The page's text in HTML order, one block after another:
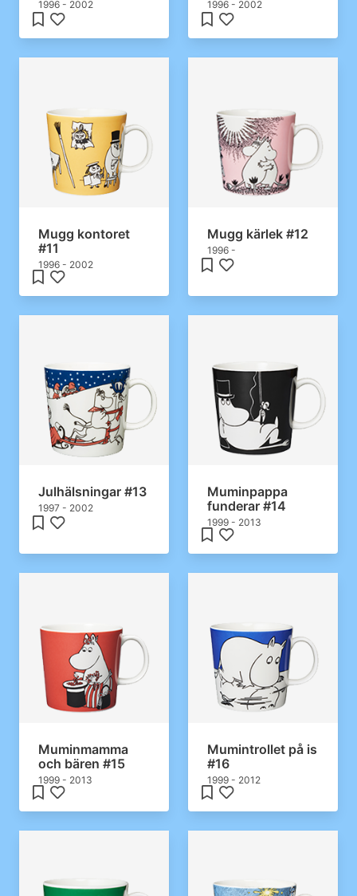
1996 - 2002 1996 - 2002
Mugg kontoret
#11
1996 - 2002
Mugg kärlek #12
1996 -
Julhälsningar #13
1997 - 2002
Muminpappa
funderar #14
1999 - 2013
Muminmamma
och bären #15
1999 - 2013
Mumintrollet på is
#16
1999 - 2012